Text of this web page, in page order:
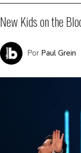
New Kids on the
Por Paul Grein